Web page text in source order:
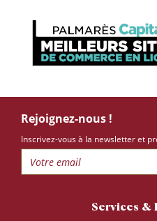
Rejoignez-nous !
Inscrivez-vous à la newsletter et
Services &